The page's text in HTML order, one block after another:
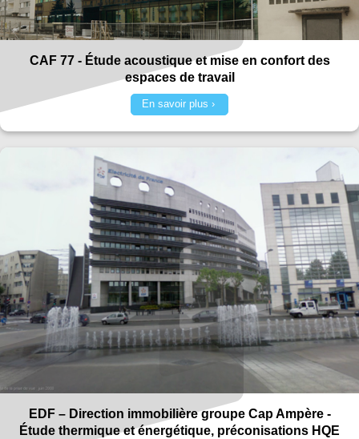
CAF 77 - Étude acoustique et mise en confort des
espaces de travail
En savoir plus
EDF – Direction immobilière groupe Cap Ampère -
Étude thermique et énergétique, préconisations HQE